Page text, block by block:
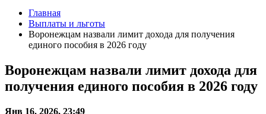
Главная
Выплаты и льготы
Воронежцам назвали лимит дохода для получения
единого пособия в 2026 году
Воронежцам назвали лимит дохода для
получения единого пособия в 2026 году
Янв 16. 2026, 23:49